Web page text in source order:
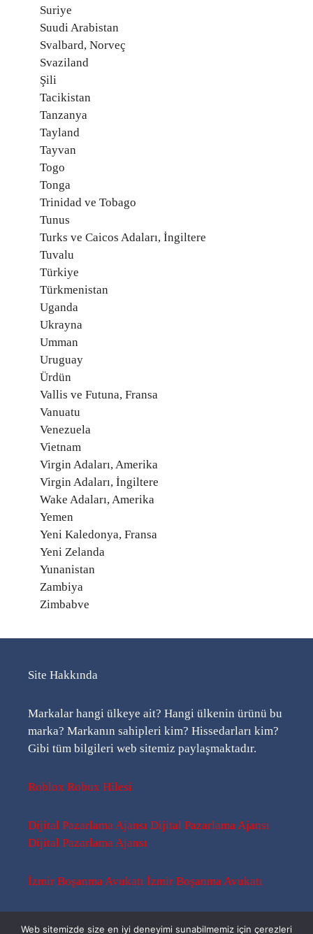
Suriye
Suudi Arabistan
Svalbard, Norveç
Svaziland
Şili
Tacikistan
Tanzanya
Tayland
Tayvan
Togo
Tonga
Trinidad ve Tobago
Tunus
Turks ve Caicos Adaları, İngiltere
Tuvalu
Türkiye
Türkmenistan
Uganda
Ukrayna
Umman
Uruguay
Ürdün
Vallis ve Futuna, Fransa
Vanuatu
Venezuela
Vietnam
Virgin Adaları, Amerika
Virgin Adaları, İngiltere
Wake Adaları, Amerika
Yemen
Yeni Kaledonya, Fransa
Yeni Zelanda
Yunanistan
Zambiya
Zimbabve
Site Hakkında
Markalar hangi ülkeye ait? Hangi ülkenin ürünü bu
marka? Markanın sahipleri kim? Hissedarları kim?
Gibi tüm bilgileri web sitemiz paylaşmaktadır.
Roblox Robux Hilesi
Dijital Pazarlama Ajansı Dijital Pazarlama Ajansı
Dijital Pazarlama Ajansı
İzmir Boşanma Avukatı İzmir Boşanma Avukatı
Web sitemizde size en iyi deneyimi sunabilmemiz için çerezleri